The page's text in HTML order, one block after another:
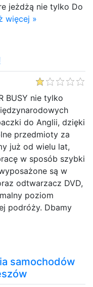
jeżdżą nie tylko Do
więcej »
BUSY nie tylko
do Anglii, dzięki
przedmioty za
już od wielu lat,
w sposób szybki
są w
odtwarzacz DVD,
poziom
podróży. Dbamy
samochodów